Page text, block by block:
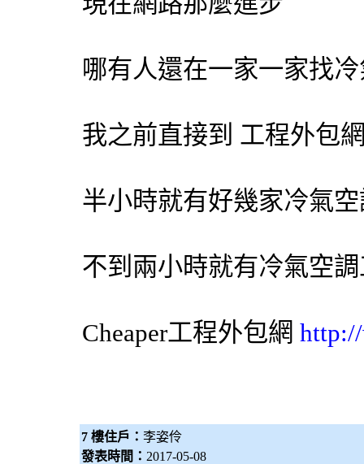
哪有人還在一家一家找
我之前直接到 工程外包
半小時就有好幾家冷氣
不到兩小時就有冷氣空調
Cheaper工程外包網
7 樓住戶： 李姿伶
發表時間： 2017-05-08